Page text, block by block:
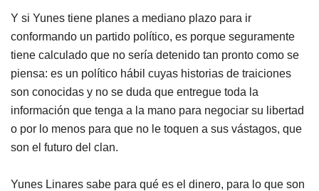
Y si Yunes tiene planes a mediano plazo para ir
conformando un partido político, es porque seguramente
tiene calculado que no sería detenido tan pronto como se
piensa: es un político hábil cuyas historias de traiciones
son conocidas y no se duda que entregue toda la
información que tenga a la mano para negociar su libertad
o por lo menos para que no le toquen a sus vástagos, que
son el futuro del clan.
Yunes Linares sabe para qué es el dinero, para lo que son